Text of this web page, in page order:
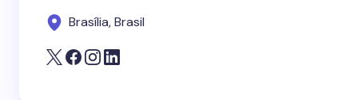
Brasília, Brasil